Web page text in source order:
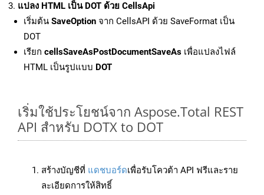
แปลง HTML เป็น DOT ด้วย CellsApi
เริ่มต้น SaveOption จาก CellsAPI ด้วย SaveFormat เป็น
DOT
เรียก cellsSaveAsPostDocumentSaveAs เพื่อแปลงไฟล์
HTML เป็นรูปแบบ DOT
เริ่มใช้ประโยชน์จาก Aspose.Total REST
API สำหรับ DOTX to DOT
สร้างบัญชีที่ แดชบอร์ดเพื่อรับโควต้า API ฟรีและราย
ละเอียดการให้สิทธิ์